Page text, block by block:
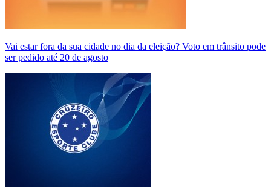
Vai estar fora da sua cidade no dia da eleição? Voto em trânsito pode
ser pedido até 20 de agosto